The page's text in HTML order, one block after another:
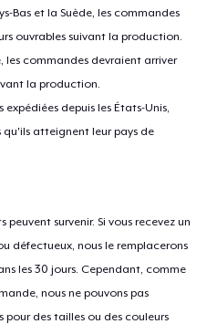
Bas et la Suède, les commandes
ouvrables suivant la production.
les commandes devraient arriver
la production.
depuis les États-Unis,
qu'ils atteignent leur pays de
survenir. Si vous recevez un
défectueux, nous le remplacerons
les 30 jours. Cependant, comme
nous ne pouvons pas
pour des tailles ou des couleurs